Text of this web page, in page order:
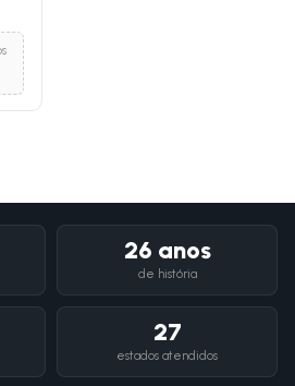
26 anos
de história
27
estados atendidos